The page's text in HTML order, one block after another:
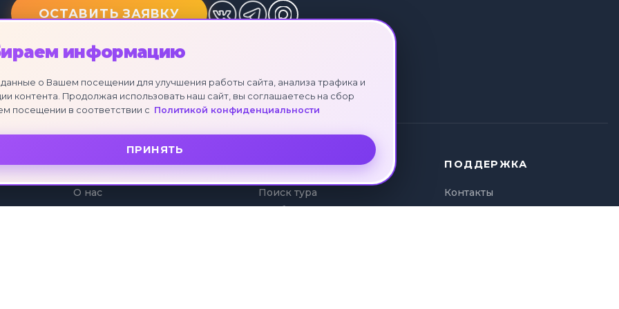
ОСТАВИТЬ ЗАЯВКУ
О КОМПАНИИ
О нас
Отзывы клиентов
УСЛУГИ
Поиск тура
Подбор тура
ПОДДЕРЖКА
Контакты
Политика
информацию
о Вашем посещении для улучшения работы сайта, анализа трафика и
контента. Продолжая использовать наш сайт, вы соглашаетесь на сбор
посещении в соответствии с Политикой конфиденциальности
ПРИНЯТЬ